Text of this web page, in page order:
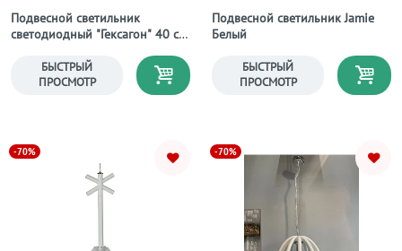
Подвесной светильник
светодиодный "Гексагон" 40 см
БЫСТРЫЙ
ПРОСМОТР
Подвесной светильник Jamie
Белый
БЫСТРЫЙ
ПРОСМОТР
-70% -70%